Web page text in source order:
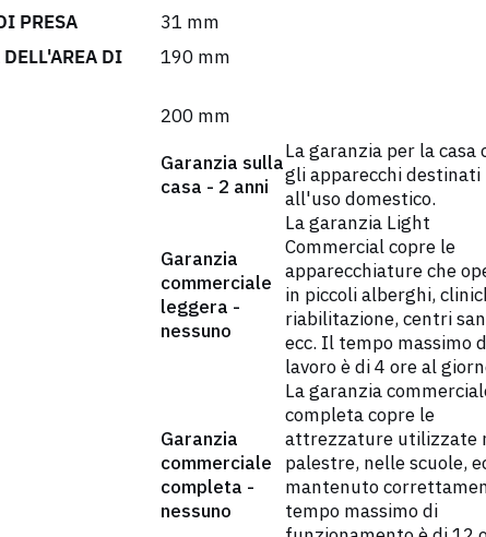
PRESA
31 mm
DI
190 mm
200 mm
Garanzia sulla
casa - 2 anni
La garanzia per la casa
gli apparecchi destinati
all'uso domestico.
Garanzia
commerciale
leggera -
nessuno
La garanzia Light
Commercial copre le
apparecchiature che
in piccoli alberghi,
riabilitazione, centri
ecc. Il tempo massimo
lavoro è di 4 ore al
Garanzia
commerciale
completa -
nessuno
La garanzia
completa copre le
attrezzature utilizzate
palestre, nelle scuole,
mantenuto
tempo massimo di